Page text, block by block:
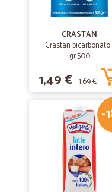
CRASTAN
Crastan bicarbonato
gr.500
1,49 € 1,69 €
-